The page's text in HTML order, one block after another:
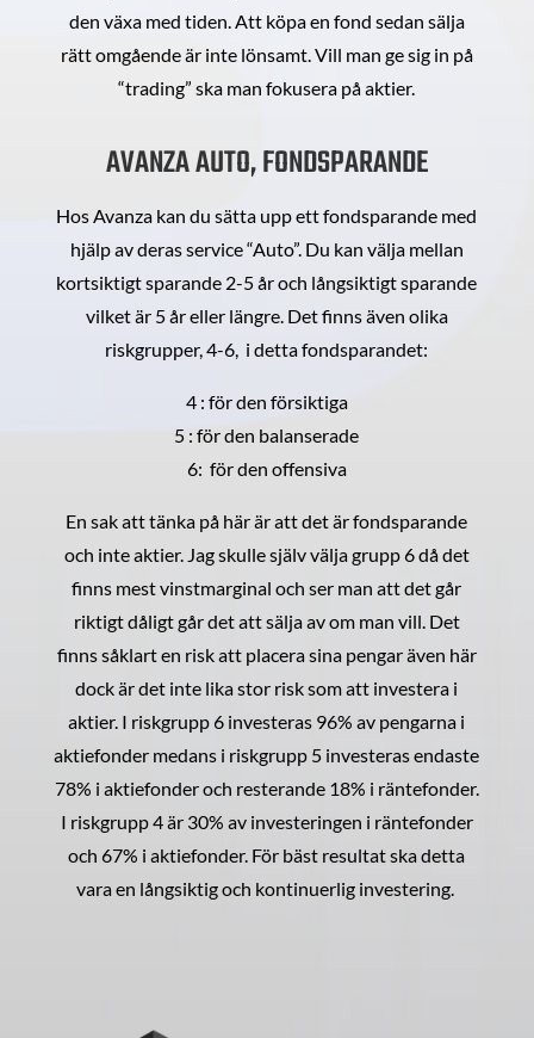
den växa med tiden. Att köpa en fond sedan sälja
rätt omgående är inte lönsamt. Vill man ge sig in på
“trading” ska man fokusera på aktier.
AVANZA AUTO, FONDSPARANDE
Hos Avanza kan du sätta upp ett fondsparande med
hjälp av deras service “Auto”. Du kan välja mellan
kortsiktigt sparande 2-5 år och långsiktigt sparande
vilket är 5 år eller längre. Det finns även olika
riskgrupper, 4-6, i detta fondsparandet:
4 : för den försiktiga
5 : för den balanserade
6: för den offensiva
En sak att tänka på här är att det är fondsparande
och inte aktier. Jag skulle själv välja grupp 6 då det
finns mest vinstmarginal och ser man att det går
riktigt dåligt går det att sälja av om man vill. Det
finns såklart en risk att placera sina pengar även här
dock är det inte lika stor risk som att investera i
aktier. I riskgrupp 6 investeras 96% av pengarna i
aktiefonder medans i riskgrupp 5 investeras endaste
78% i aktiefonder och resterande 18% i räntefonder.
I riskgrupp 4 är 30% av investeringen i räntefonder
och 67% i aktiefonder. För bäst resultat ska detta
vara en långsiktig och kontinuerlig investering.